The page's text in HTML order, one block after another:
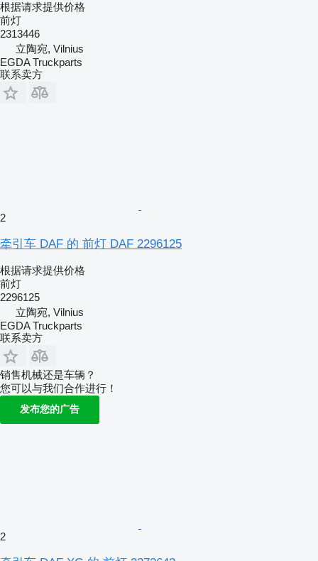
根据请求提供价格
前灯
2313446
立陶宛, Vilnius
EGDA Truckparts
联系卖方
2
牵引车 DAF 的 前灯 DAF 2296125
根据请求提供价格
前灯
2296125
立陶宛, Vilnius
EGDA Truckparts
联系卖方
销售机械还是车辆？
您可以与我们合作进行！
发布您的广告
2